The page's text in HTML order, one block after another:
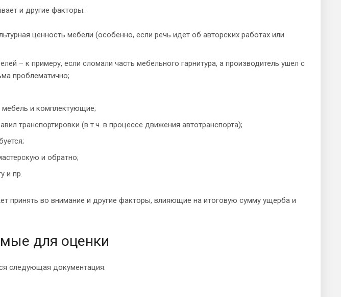
и другие факторы:
ценность мебели (особенно, если речь идет об авторских работах или
– к примеру, если сломали часть мебельного гарнитура, а производитель ушел с
проблематично;
мебель и комплектующие;
транспортировки (в т.ч. в процессе движения автотранспорта);
и обратно;
и пр.
принять во внимание и другие факторы, влияющие на итоговую сумму ущерба и
для оценки
следующая документация: